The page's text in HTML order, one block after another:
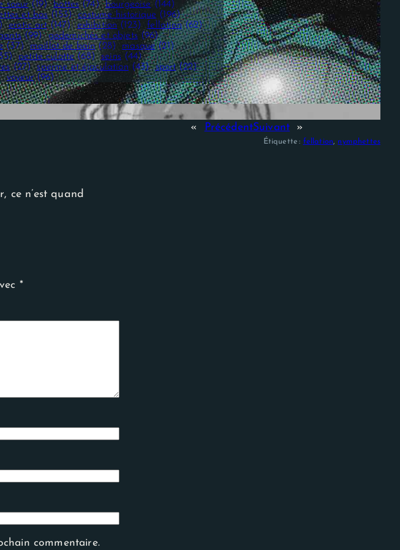
soeur (19) bottes (74) bourgeoise (144)
et bas (153) costume historique (196)
erotic art (147) exhibition (123) fellation (62)
(99) godemichés et objets (96)
(37) maillot de bain (28) masque (21)
petite culotte (68) seins (44)
(27) sperme et éjaculation (43) sport (22)
voyeur (96)
ce n’est quand
« PrécédentSuivant »
Étiquette : fellation, nymphettes
*
commentaire.